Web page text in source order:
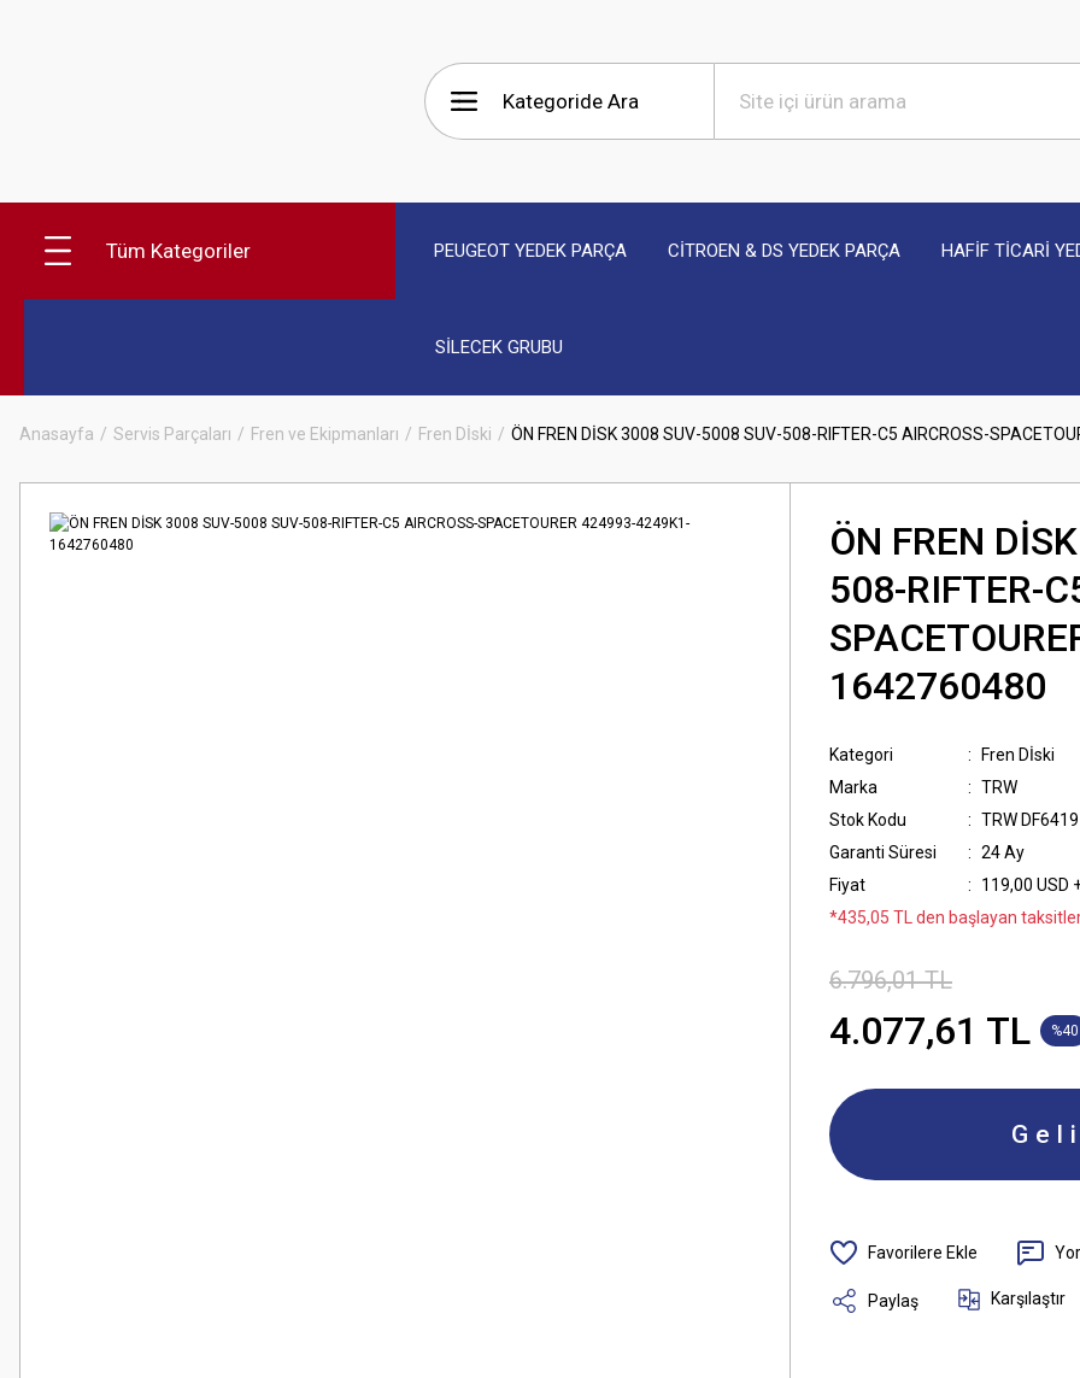
Tüm Kategoriler PEUGEOT YEDEK PARÇA CİTROEN & DS YEDEK PARÇA HAFİF TİCARİ
SİLECEK GRUBU
Anasayfa Servis Parçaları Fren ve Ekipmanları Fren Dİski ÖN FREN DİSK 3008 SUV-5008 SUV-508-RIFTER-C5 AIRCROSS-
ÖN FREN
508-RIFTER-
1642760480
Kategori
Fren Dİski
Marka
TRW
Stok Kodu
TRW DF6419
Garanti Süresi
24 Ay
Fiyat
119,00 USD
*435,05 TL den başlayan
6.796,01 TL
4.077,61 TL %40
Paylaş Karşılaştır